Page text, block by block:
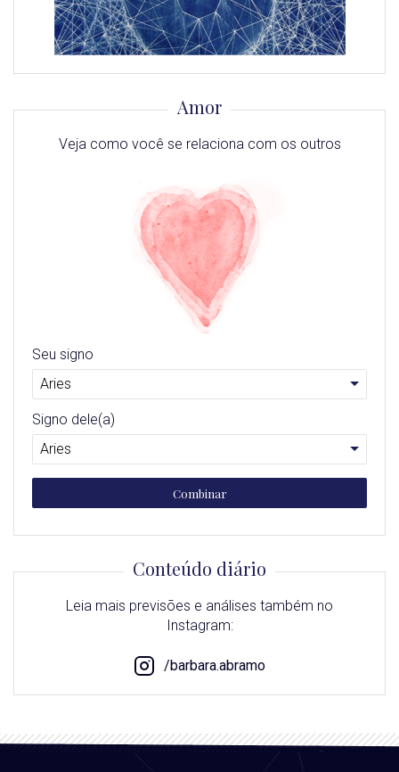
Amor
Veja como você se relaciona com os outros
Seu signo
Signo dele(a)
Combinar
Conteúdo diário
Leia mais previsões e análises também no
Instagram:
/barbara.abramo